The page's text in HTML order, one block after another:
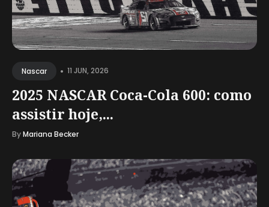
Nascar • 11 JUN, 2026
2025 NASCAR Coca-Cola 600: como
assistir hoje,...
ByMariana Becker